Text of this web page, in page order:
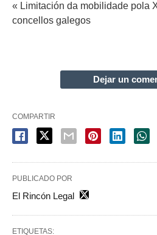
« Limitación da mobilidade pola
concellos galegos
Dejar un
COMPARTIR
PUBLICADO POR
El Rincón Legal
ETIQUETAS: